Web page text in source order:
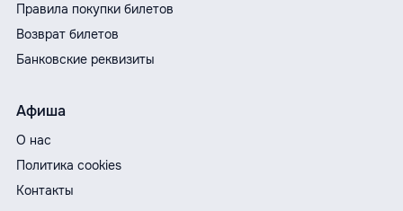
Правила покупки билетов
Возврат билетов
Банковские реквизиты
Афиша
О нас
Политика cookies
Контакты